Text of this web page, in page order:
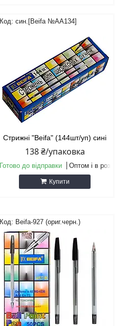
син.[Beifa №АА134]
Стрижні "Beifa" (144шт/уп) сині
138 ₴/упаковка
Готово до відправки Оптом і в роздріб
Купити
Beifa-927 (ориг.черн.)